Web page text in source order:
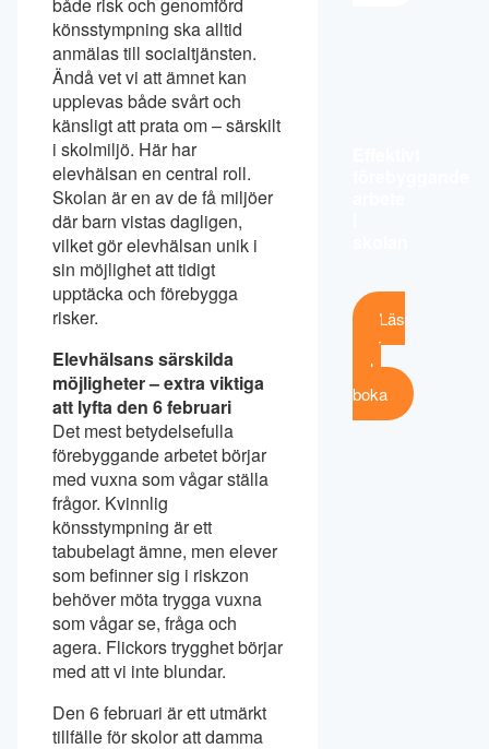
både risk och genomförd
könsstympning ska alltid
anmälas till socialtjänsten.
Ändå vet vi att ämnet kan
upplevas både svårt och
känsligt att prata om – särskilt
i skolmiljö. Här har
elevhälsan en central roll.
Skolan är en av de få miljöer
där barn vistas dagligen,
vilket gör elevhälsan unik i
sin möjlighet att tidigt
upptäcka och förebygga
risker.
Elevhälsans särskilda
möjligheter – extra viktiga
att lyfta den 6 februari
Det mest betydelsefulla
förebyggande arbetet börjar
med vuxna som vågar ställa
frågor. Kvinnlig
könsstympning är ett
tabubelagt ämne, men elever
som befinner sig i riskzon
behöver möta trygga vuxna
som vågar se, fråga och
agera. Flickors trygghet börjar
med att vi inte blundar.
Den 6 februari är ett utmärkt
tillfälle för skolor att damma
Läs
mer
och
boka